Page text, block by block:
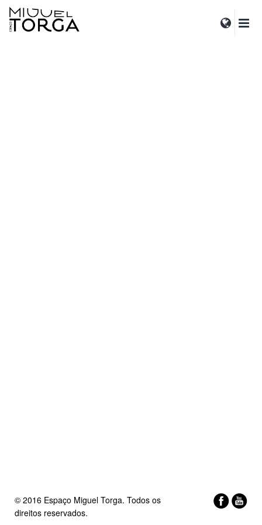
© 2016 Espaço Miguel Torga. Todos os
direitos reservados.